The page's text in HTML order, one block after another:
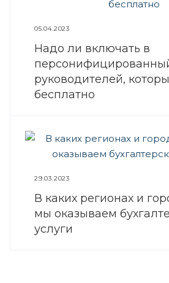
05.04.2023
Надо ли включать в
руководителей,
бесплатно
29.03.2023
В каких регионах и
мы оказываем
услуги